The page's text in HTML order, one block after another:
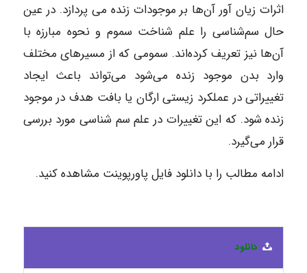
اثرات زیان آور آن‌ها بر موجودات زنده ‌می پردازد. در عین
حال سم‌شناسی را علم شناخت سموم و نحوه مبارزه با
آن‌ها نیز تعریف کرده‌اند. سمومی که از مسیرهای مختلف
وارد بدن موجود زنده می‌شود می‌تواند باعث ایجاد
تغییراتی در عملکرد زیستی ارگان یا بافت هدف در موجود
زنده شود. که این تغییرات در علم سم شناسی مورد بررسی
قرار می‌گیرد.
ادامه مطالب را با دانلود فایل پاورپوینت مشاهده کنید.
دانلود